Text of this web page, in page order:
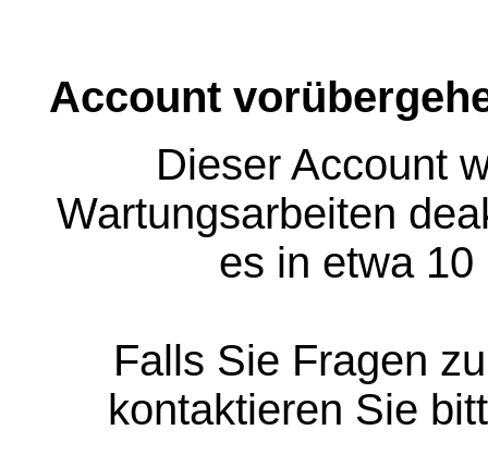
Account
Dieser Account
Wartungsarbeiten
es in etwa
Falls Sie Fragen
kontaktieren Sie